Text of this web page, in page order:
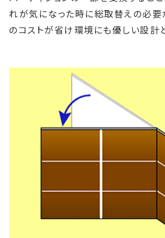
れが気になった時に総取替えの必要
のコストが省け環境にも優しい設計